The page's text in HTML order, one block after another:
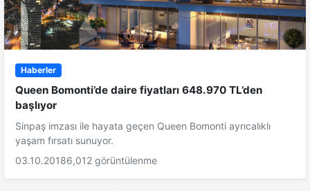
Haberler
Queen Bomonti’de daire fiyatları 648.970 TL’den
başlıyor
Sinpaş imzası ile hayata geçen Queen Bomonti ayrıcalıklı
yaşam fırsatı sunuyor.
03.10.20186,012 görüntülenme